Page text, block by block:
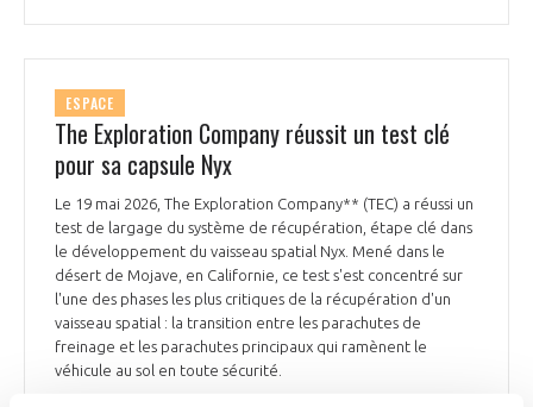
ESPACE
The Exploration Company réussit un test clé
pour sa capsule Nyx
Le 19 mai 2026, The Exploration Company** (TEC) a réussi un
test de largage du système de récupération, étape clé dans
le développement du vaisseau spatial Nyx. Mené dans le
désert de Mojave, en Californie, ce test s'est concentré sur
l'une des phases les plus critiques de la récupération d'un
vaisseau spatial : la transition entre les parachutes de
freinage et les parachutes principaux qui ramènent le
véhicule au sol en toute sécurité.